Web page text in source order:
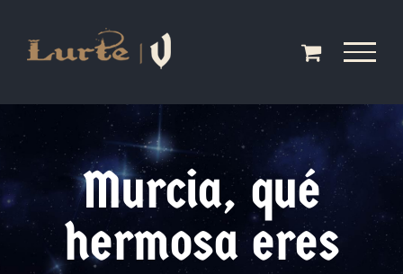
contenido
Murcia, qué
hermosa eres